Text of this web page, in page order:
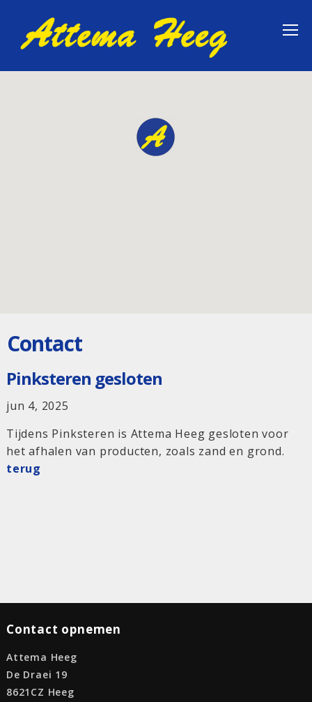
Contact
Pinksteren gesloten
jun 4, 2025
Tijdens Pinksteren is Attema Heeg gesloten voor
het afhalen van producten, zoals zand en grond.
terug
Contact opnemen
Attema Heeg
De Draei 19
8621CZ Heeg